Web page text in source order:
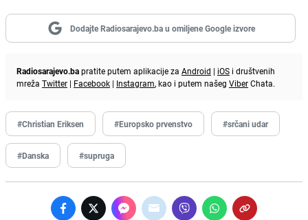
Dodajte Radiosarajevo.ba u omiljene Google izvore
Radiosarajevo.bapratite putem aplikacije za Android | iOS i društvenih
mreža Twitter | Facebook | Instagram, kao i putem našeg ViberChata.
#Christian Eriksen #Europsko prvenstvo #srčani udar
#Danska #supruga